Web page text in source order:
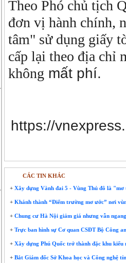
Theo Phó chủ tịch
đơn vị hành chính,
tâm" sử dụng giấy
cấp lại theo địa chỉ
không mất phí.
https://
CÁC TIN KHÁC
+ Xây dựng Vành đai 5 - Vùng Thủ đô là
+ Khánh thành “Điểm trường mơ ước” nơi
+ Chung cư Hà Nội giảm giá nhưng vẫn
+ Trực ban hình sự Cơ quan CSĐT Bộ Công
+ Xây dựng Phú Quốc trở thành đặc khu
+ Bắt Giám đốc Sở Khoa học và Công nghệ